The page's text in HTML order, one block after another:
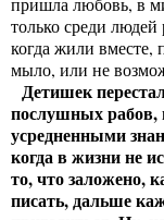
только среди
когда жили
мыло, или не
Детишек
послушных рабов,
усредненными
когда в жизни не
то, что заложено,
писать, дальше